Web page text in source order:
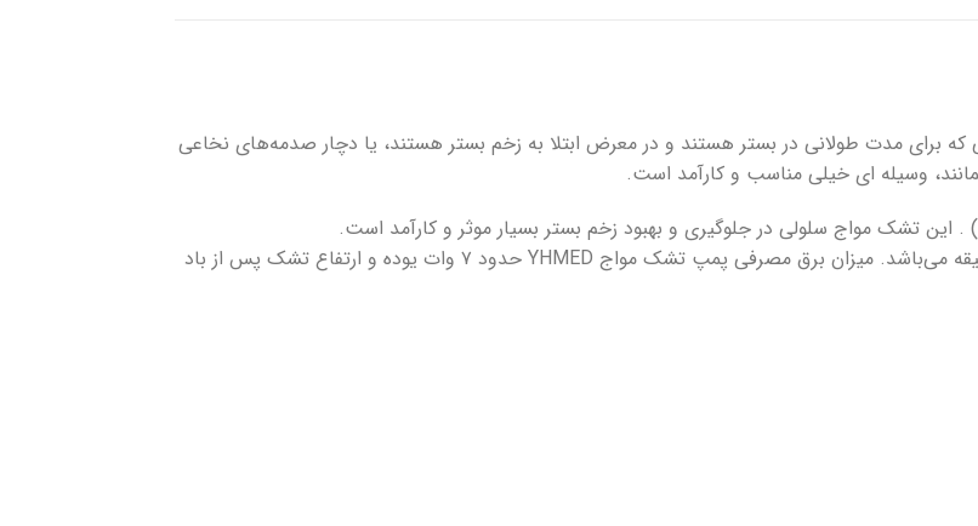
که برای مدت طولانی در بستر هستند و در معرض ابتلا به زخم بستر هستند، یا دچار صدمه‌های نخاعی
وسیله ای خیلی مناسب و کارآمد است.
این تشک مواج تحمل وزنی تا ۱۴۰ کیلوگرم دارد و مدت زمان پر و خالی شدن آن ۹ دقیقه می‌باشد. میزان برق مصرفی پمپ تشک مواج YHMED حدود ۷ وات یوده و ارتفاع تشک پس از باد